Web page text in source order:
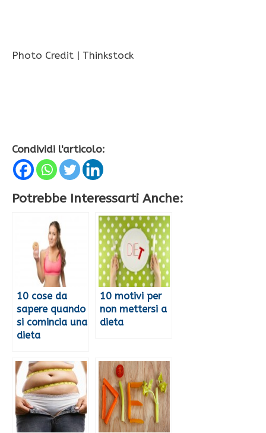
Photo Credit | Thinkstock
Condividi l'articolo:
Potrebbe Interessarti Anche:
10 cose da
sapere quando
si comincia una
dieta
10 motivi per
non mettersi a
dieta